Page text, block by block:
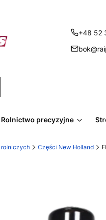
+48 52
Rolnictwo precyzyjne
rolniczych Części New Holland